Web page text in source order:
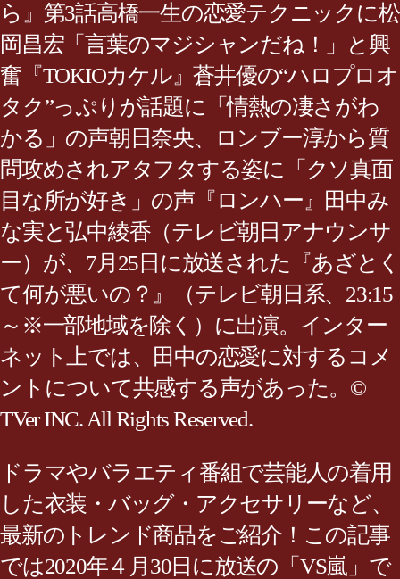
ら』第3話高橋一生の恋愛テクニックに松
岡昌宏「言葉のマジシャンだね！」と興
奮『TOKIOカケル』蒼井優の“ハロプロオ
タク”っぷりが話題に「情熱の凄さがわ
かる」の声朝日奈央、ロンブー淳から質
問攻めされアタフタする姿に「クソ真面
目な所が好き」の声『ロンハー』田中み
な実と弘中綾香（テレビ朝日アナウンサ
ー）が、7月25日に放送された『あざとく
て何が悪いの？』（テレビ朝日系、23:15
～※一部地域を除く）に出演。インター
ネット上では、田中の恋愛に対するコメ
ントについて共感する声があった。©
TVer INC. All Rights Reserved.
ドラマやバラエティ番組で芸能人の着用
した衣装・バッグ・アクセサリーなど、
最新のトレンド商品をご紹介！この記事
では2020年４月30日に放送の「VS嵐」で